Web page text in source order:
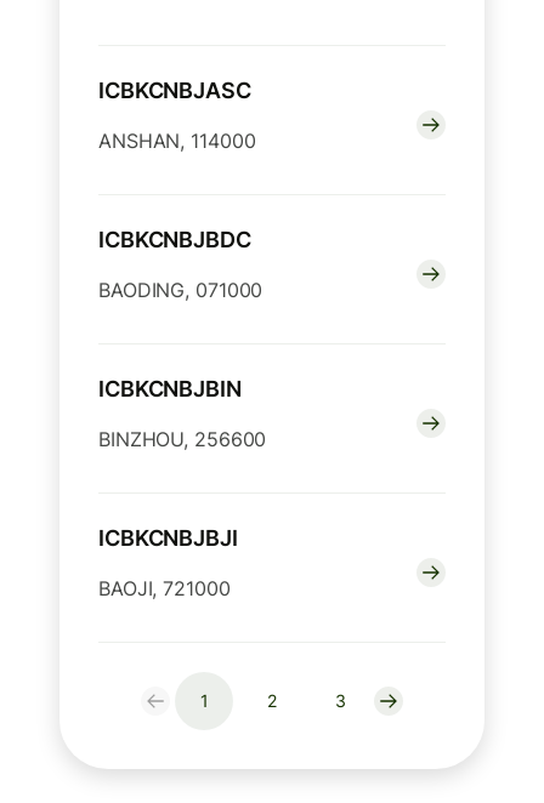
ICBKCNBJASC
ANSHAN, 114000
ICBKCNBJBDC
BAODING, 071000
ICBKCNBJBIN
BINZHOU, 256600
ICBKCNBJBJI
BAOJI, 721000
1 2 3